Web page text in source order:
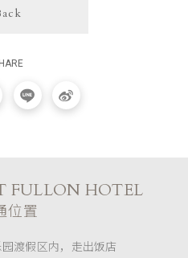
FULLON HOTEL
位置
渡假区内，走出饭店